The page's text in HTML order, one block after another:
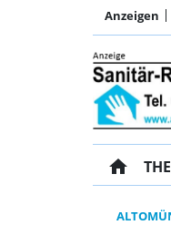
Anzeigen
home